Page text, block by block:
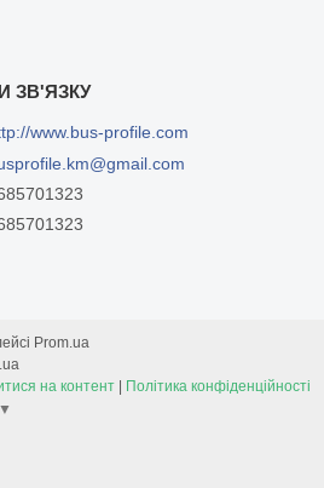
www.bus-profile.com
Prom.ua
на контент
Політика конфіденційності
▼